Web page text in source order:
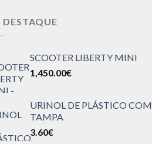
DESTAQUE
SCOOTER LIBERTY MINI
1,450.00€
URINOL DE PLÁSTICO COM
TAMPA
3.60€